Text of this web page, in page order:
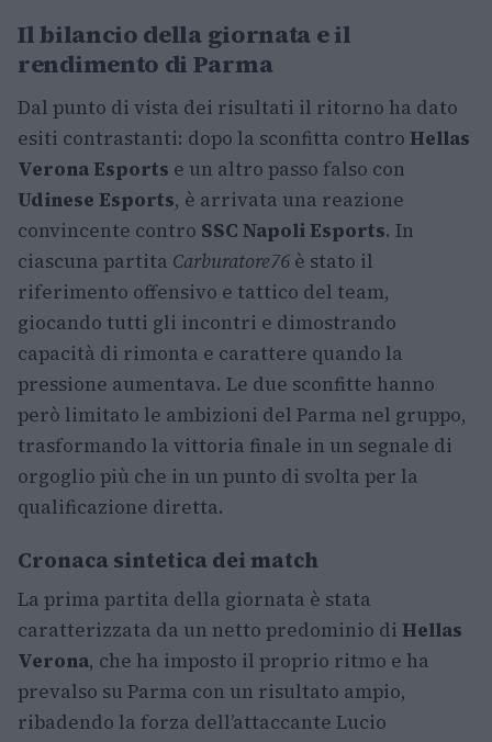
Il bilancio della giornata e il
rendimento di Parma
Dal punto di vista dei risultati il ritorno ha dato
esiti contrastanti: dopo la sconfitta contro Hellas
Verona Esports e un altro passo falso con
Udinese Esports, è arrivata una reazione
convincente contro SSC Napoli Esports. In
ciascuna partita Carburatore76 è stato il
riferimento offensivo e tattico del team,
giocando tutti gli incontri e dimostrando
capacità di rimonta e carattere quando la
pressione aumentava. Le due sconfitte hanno
però limitato le ambizioni del Parma nel gruppo,
trasformando la vittoria finale in un segnale di
orgoglio più che in un punto di svolta per la
qualificazione diretta.
Cronaca sintetica dei match
La prima partita della giornata è stata
caratterizzata da un netto predominio di Hellas
Verona, che ha imposto il proprio ritmo e ha
prevalso su Parma con un risultato ampio,
ribadendo la forza dell’attaccante Lucio